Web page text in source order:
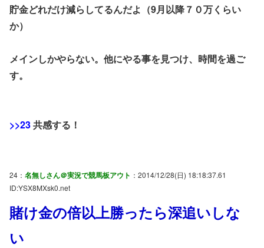
貯金どれだけ減らしてるんだよ（9月以降７０万くらい
か）
メインしかやらない。他にやる事を見つけ、時間を過ご
す。
>>23共感する！
24： 名無しさん＠実況で競馬板アウト ：2014/12/28(日) 18:18:37.61
ID:YSX8MXsk0.net
賭け金の倍以上勝ったら深追いしな
い